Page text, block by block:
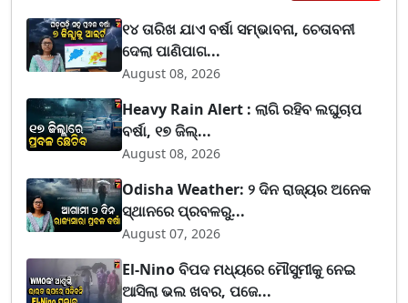
୧୪ ତାରିଖ ଯାଏ ବର୍ଷା ସମ୍ଭାବନା, ଚେତାବନୀ
ଦେଲା ପାଣିପାଗ...
August 08, 2026
Heavy Rain Alert : ଲାଗି ରହିବ ଲଘୁଚାପ
ବର୍ଷା, ୧୭ ଜିଲ୍...
August 08, 2026
Odisha Weather: ୨ ଦିନ ରାଜ୍ୟର ଅନେକ
ସ୍ଥାନରେ ପ୍ରବଳରୁ...
August 07, 2026
El-Nino ବିପଦ ମଧ୍ୟରେ ମୌସୁମୀକୁ ନେଇ
ଆସିଲା ଭଲ ଖବର, ପଜେ...